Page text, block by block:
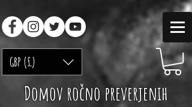
GBP (£)
Domov ročno preverjenih